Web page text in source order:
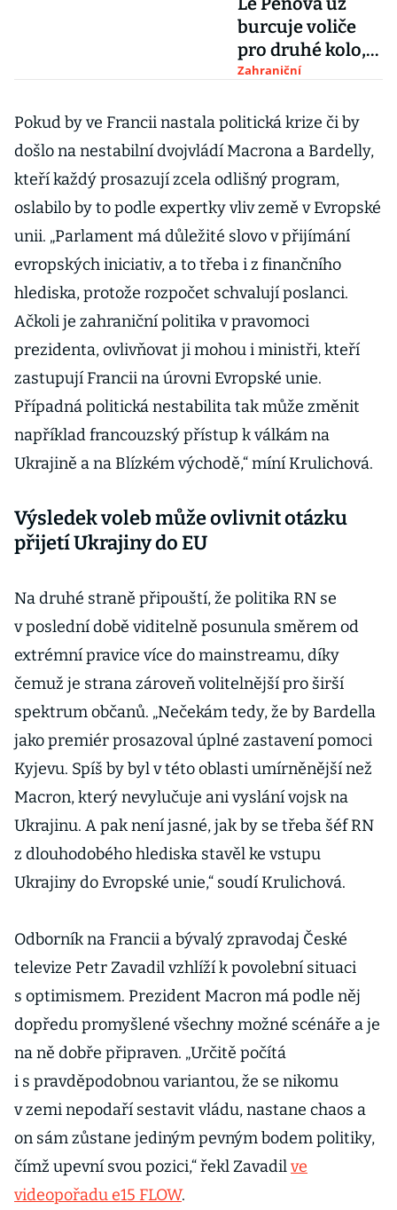
burcuje voliče
pro druhé kolo,
aby se Bardella
Zahraniční
Pokud by ve Francii nastala politická krize či by
došlo na nestabilní dvojvládí Macrona a Bardelly,
kteří každý prosazují zcela odlišný program,
oslabilo by to podle expertky vliv země v Evropské
unii. „Parlament má důležité slovo v přijímání
evropských iniciativ, a to třeba i z finančního
hlediska, protože rozpočet schvalují poslanci.
Ačkoli je zahraniční politika v pravomoci
prezidenta, ovlivňovat ji mohou i ministři, kteří
zastupují Francii na úrovni Evropské unie.
Případná politická nestabilita tak může změnit
například francouzský přístup k válkám na
Ukrajině a na Blízkém východě,“ míní Krulichová.
Výsledek voleb může ovlivnit otázku
přijetí Ukrajiny do EU
Na druhé straně připouští, že politika RN se
v poslední době viditelně posunula směrem od
extrémní pravice více do mainstreamu, díky
čemuž je strana zároveň volitelnější pro širší
spektrum občanů. „Nečekám tedy, že by Bardella
jako premiér prosazoval úplné zastavení pomoci
Kyjevu. Spíš by byl v této oblasti umírněnější než
Macron, který nevylučuje ani vyslání vojsk na
Ukrajinu. A pak není jasné, jak by se třeba šéf RN
z dlouhodobého hlediska stavěl ke vstupu
Ukrajiny do Evropské unie,“ soudí Krulichová.
Odborník na Francii a bývalý zpravodaj České
televize Petr Zavadil vzhlíží k povolební situaci
s optimismem. Prezident Macron má podle něj
dopředu promyšlené všechny možné scénáře a je
na ně dobře připraven. „Určitě počítá
i s pravděpodobnou variantou, že se nikomu
v zemi nepodaří sestavit vládu, nastane chaos a
on sám zůstane jediným pevným bodem politiky,
čímž upevní svou pozici,“ řekl Zavadilve
videopořadu e15 FLOW.